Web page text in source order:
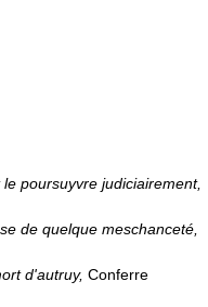
poursuyvre judiciairement,
de quelque meschanceté,
d'autruy, Conferre